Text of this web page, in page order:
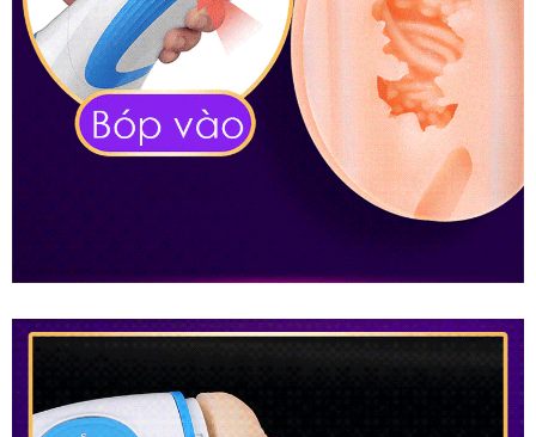
Cốc
Thủ
Dâm
Nữ
Rung